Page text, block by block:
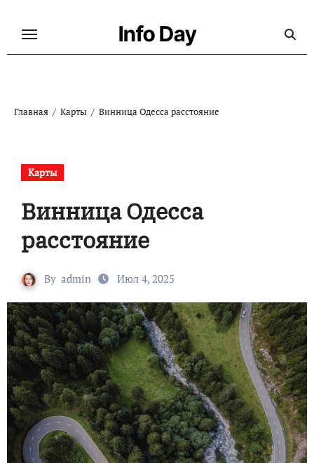
Info Day
Главная Карты Винница Одесса расстояние
Карты
Винница Одесса
расстояние
By admin Июл 4, 2025